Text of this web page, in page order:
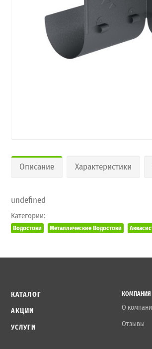
Описание Характеристики
undefined
Категории:
Водостоки Металлические Водостоки
КАТАЛОГ
АКЦИИ
УСЛУГИ
КОМПАНИЯ
О
Отзывы